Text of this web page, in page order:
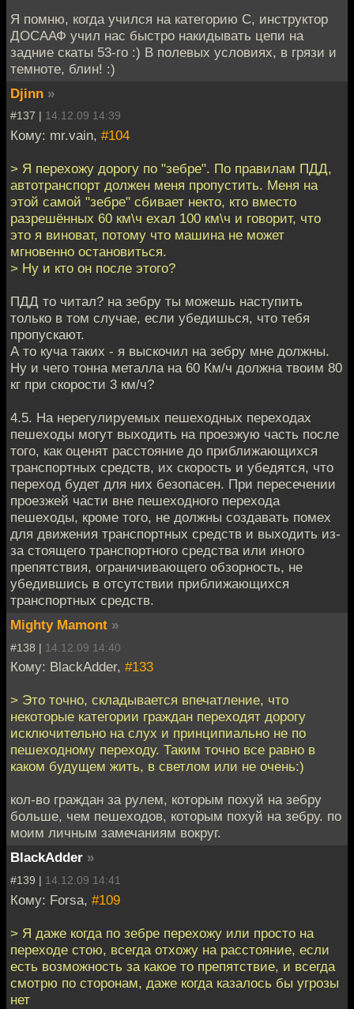
Я помню, когда учился на категорию С, инструктор
ДОСААФ учил нас быстро накидывать цепи на
задние скаты 53-го :) В полевых условиях, в грязи и
темноте, блин! :)
Djinn »
#137 | 14.12.09 14:39
Кому: mr.vain, #104
> Я перехожу дорогу по "зебре". По правилам ПДД,
автотранспорт должен меня пропустить. Меня на
этой самой "зебре" сбивает некто, кто вместо
разрешённых 60 км\ч ехал 100 км\ч и говорит, что
это я виноват, потому что машина не может
мгновенно остановиться.
> Ну и кто он после этого?
ПДД то читал? на зебру ты можешь наступить
только в том случае, если убедишься, что тебя
пропускают.
А то куча таких - я выскочил на зебру мне должны.
Ну и чего тонна металла на 60 Км/ч должна твоим 80
кг при скорости 3 км/ч?
4.5. На нерегулируемых пешеходных переходах
пешеходы могут выходить на проезжую часть после
того, как оценят расстояние до приближающихся
транспортных средств, их скорость и убедятся, что
переход будет для них безопасен. При пересечении
проезжей части вне пешеходного перехода
пешеходы, кроме того, не должны создавать помех
для движения транспортных средств и выходить из-
за стоящего транспортного средства или иного
препятствия, ограничивающего обзорность, не
убедившись в отсутствии приближающихся
транспортных средств.
Mighty Mamont »
#138 | 14.12.09 14:40
Кому: BlackAdder, #133
> Это точно, складывается впечатление, что
некоторые категории граждан переходят дорогу
исключительно на слух и принципиально не по
пешеходному переходу. Таким точно все равно в
каком будущем жить, в светлом или не очень:)
кол-во граждан за рулем, которым похуй на зебру
больше, чем пешеходов, которым похуй на зебру. по
моим личным замечаниям вокруг.
BlackAdder »
#139 | 14.12.09 14:41
Кому: Forsa, #109
> Я даже когда по зебре перехожу или просто на
переходе стою, всегда отхожу на расстояние, если
есть возможность за какое то препятствие, и всегда
смотрю по сторонам, даже когда казалось бы угрозы
нет